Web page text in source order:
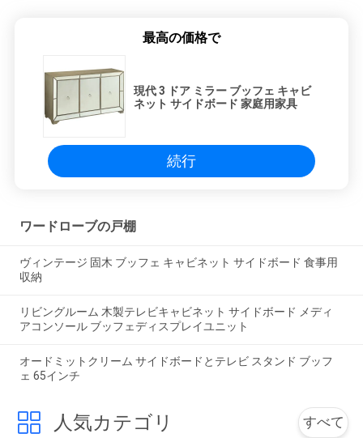
最高の価格で
現代 3 ドア ミラー ブッフェ キャビ
ネット サイドボード 家庭用家具
続行
ワードローブの戸棚
ヴィンテージ 固木 ブッフェ キャビネット サイドボード 食事用
収納
リビングルーム 木製テレビキャビネット サイドボード メディ
アコンソール ブッフェディスプレイユニット
オードミットクリーム サイドボードとテレビ スタンド ブッフ
ェ 65インチ
人気カテゴリ すべて